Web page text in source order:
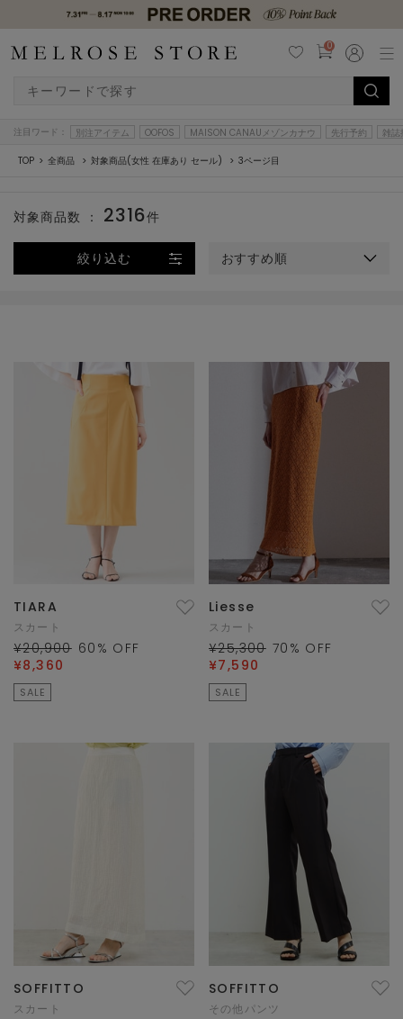
0
注目ワード： 別注アイテム OOFOS MAISON CANAUメゾンカナウ 先行予約 雑誌
TOP 全商品 対象商品(女性 在庫あり セール) 3ページ目
絞り込む おすすめ順
対象商品数 ： 2316件
TIARA
スカート
¥20,900 60 % OFF
¥8,360
SALE
Liesse
スカート
¥25,300 70 % OFF
¥7,590
SALE
SOFFITTO
スカート
SOFFITTO
その他パンツ